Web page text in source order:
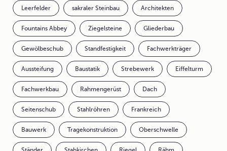
Leerfelder sakraler Steinbau Architekten
Fountains Abbey Ziegelsteine Gliederbau
Gewölbeschub Standfestigkeit Fachwerkträger
Aussteifung Baustatik Strebewerk Eiffelturm
Fachwerkbau Rahmengerüst Dach
Seitenschub Stahlröhren Frankreich
Bauwerk Tragekonstruktion Oberschwelle